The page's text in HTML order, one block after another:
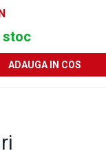
stoc
ADAUGA IN COS